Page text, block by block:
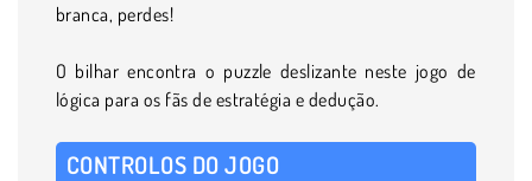
branca, perdes!
O bilhar encontra o puzzle deslizante neste jogo de
lógica para os fãs de estratégia e dedução.
CONTROLOS DO JOGO